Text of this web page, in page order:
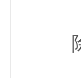
除